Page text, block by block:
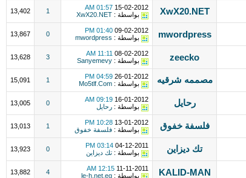
XwX20.NET
15-02-2012
01:57 AM
بواسطة : XwX20.NET
1
13,402
mwordpress
09-02-2012
01:40 PM
بواسطة : mwordpress
0
13,867
zeecko
08-02-2012
11:11 AM
بواسطة : Sanyemevy
3
13,628
مصممه شرقيه 26-01-2012
04:59 PM
بواسطة : Mo5tlf.Com
1
15,091
رحايل 16-01-2012
09:19 AM
بواسطة : رحايل 0
13,005
فلسفة خفوق 13-01-2012
10:28 PM
بواسطة : فلسفة خفوق 1
13,013
تك ديزاين 04-12-2011
03:14 PM
بواسطة : تك ديزاين 0
13,923
KALID-MAN
11-11-2011
12:15 AM
بواسطة : le-h.net.eg
4
13,882